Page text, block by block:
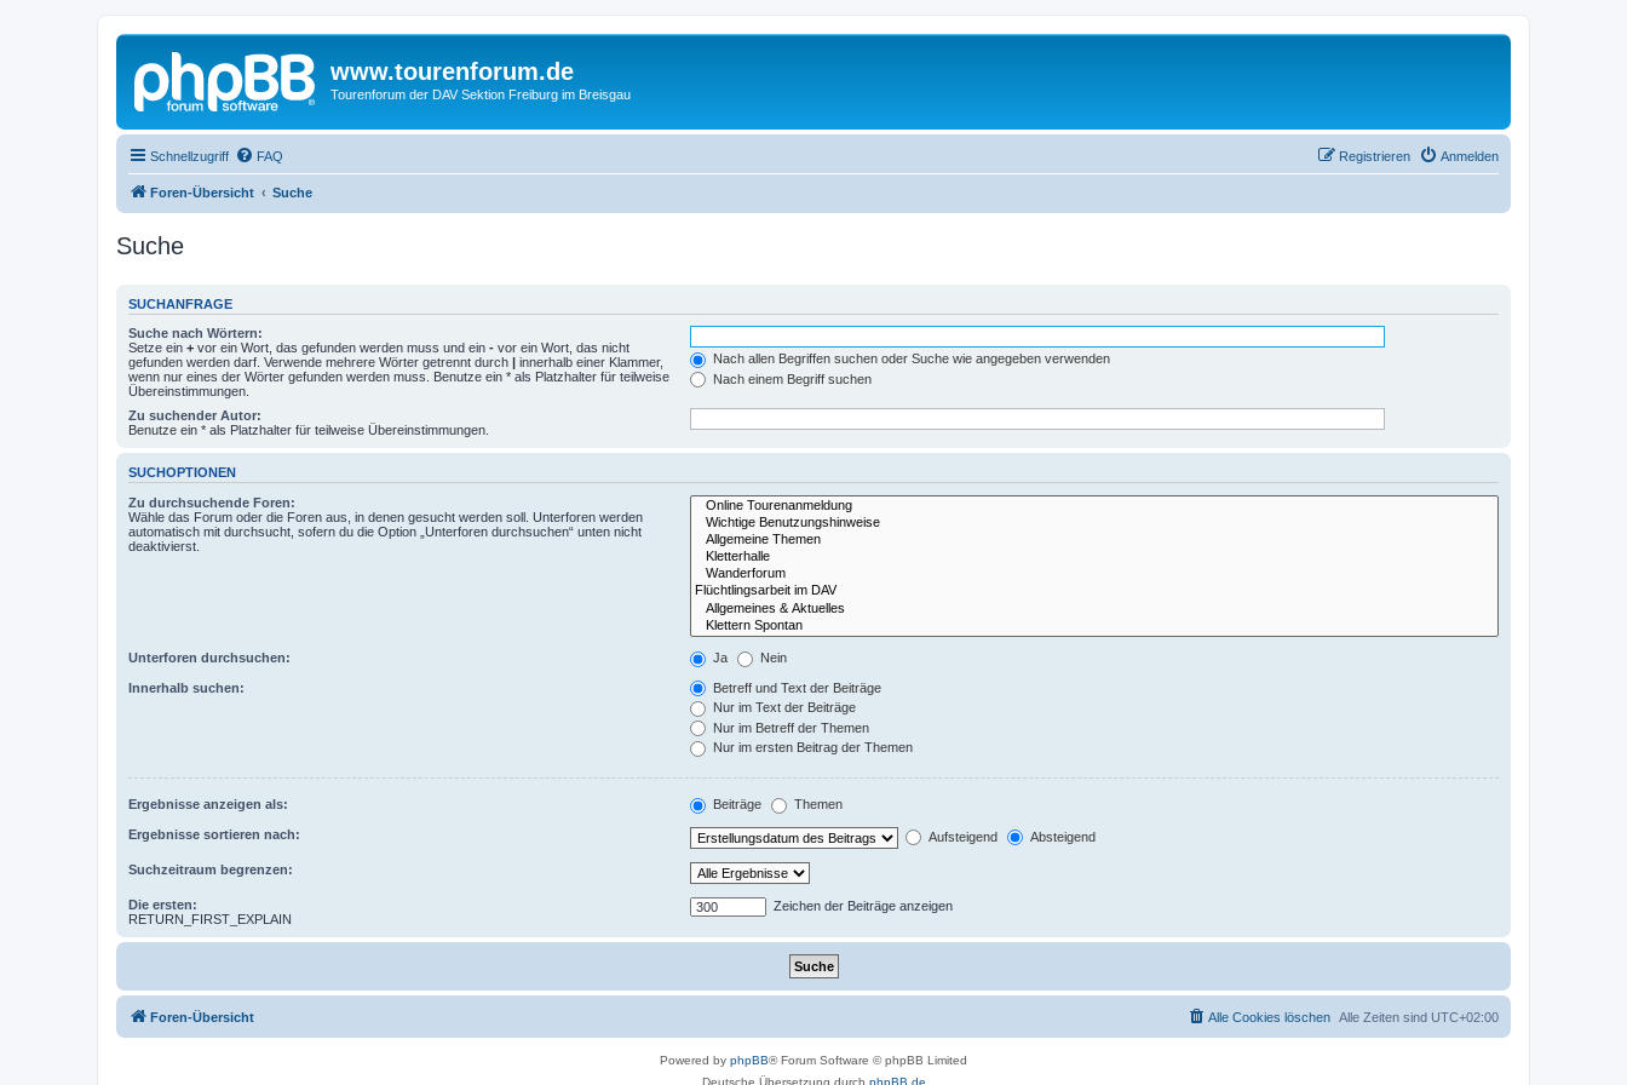
www.tourenforum.de
Tourenforum der DAV Sektion Freiburg im Breisgau
Schnellzugriff FAQ Anmelden
Registrieren
Foren-Übersicht Suche
Suche
SUCHANFRAGE
Suche nach Wörtern:
Setze ein + vor ein Wort, das gefunden werden muss und ein - vor ein Wort, das nicht
gefunden werden darf. Verwende mehrere Wörter getrennt durch | innerhalb einer Klammer,
wenn nur eines der Wörter gefunden werden muss. Benutze ein * als Platzhalter für teilweise
Übereinstimmungen.
Nach allen Begriffen suchen oder Suche wie angegeben verwenden
Nach einem Begriff suchen
Zu suchender Autor:
Benutze ein * als Platzhalter für teilweise Übereinstimmungen.
SUCHOPTIONEN
Zu durchsuchende Foren:
Wähle das Forum oder die Foren aus, in denen gesucht werden soll. Unterforen werden
automatisch mit durchsucht, sofern du die Option „Unterforen durchsuchen“ unten nicht
deaktivierst.
Unterforen durchsuchen: Ja Nein
Innerhalb suchen:
Betreff und Text der Beiträge
Nur im Text der Beiträge
Nur im Betreff der Themen
Nur im ersten Beitrag der Themen
Ergebnisse anzeigen als: Beiträge Themen
Ergebnisse sortieren nach: Aufsteigend Absteigend
Suchzeitraum begrenzen:
Die ersten:
RETURN_FIRST_EXPLAIN
Zeichen der Beiträge anzeigen
Foren-Übersicht Alle Zeiten sind UTC+02:00
Alle Cookies löschen
Powered by phpBB® Forum Software © phpBB Limited
Deutsche Übersetzung durch phpBB.de